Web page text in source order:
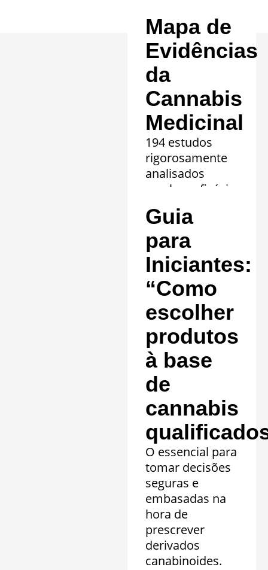
Mapa de
Evidências
da
Cannabis
Medicinal
194 estudos
rigorosamente
analisados
revelam eficácia
comprovada em
20 quadros
clínicos.
Saiba mais »
Guia
para
Iniciantes:
“Como
escolher
produtos
à base
de
cannabis
O essencial para
tomar decisões
seguras e
embasadas na
hora de
prescrever
derivados
canabinoides.